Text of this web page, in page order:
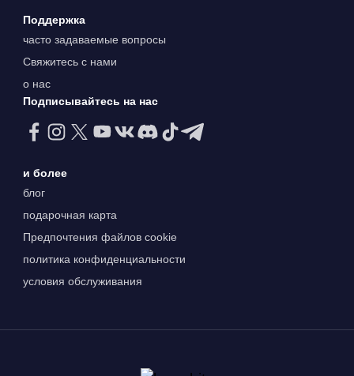
Поддержка
часто задаваемые вопросы
Свяжитесь с нами
о нас
Подписывайтесь на нас
и более
блог
подарочная карта
Предпочтения файлов cookie
политика конфиденциальности
условия обслуживания